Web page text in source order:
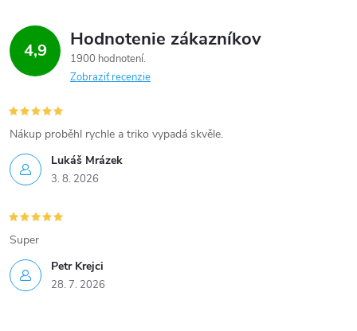
i
e
r
v
k
y
v
ý
v
a
n
e
4,9 Hodnotenie zákazníkov
1900 hodnotení
Zobraziť recenzie
Lukáš Mrázek
3. 8. 2026
Nákup proběhl rychle a triko vypadá skvěle.
Petr Krejci
28. 7. 2026
Super